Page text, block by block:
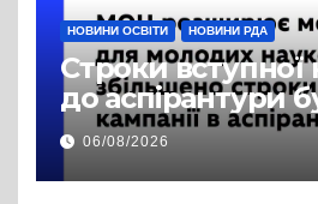
НОВИНИ ОСВІТИ НОВИНИ РДА
Строки вступної
до аспірантури
продовжено
06/08/2026